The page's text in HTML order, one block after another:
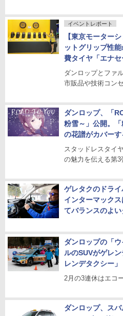
イベントレポート
【東京モーター
ットグリップ性
費タイヤ「エナ
ダンロップとファ
市販品や技術コン
ダンロップ、「
粉雪～」公開。
の花譜がカバー
スタッドレスタイ
の魅力を伝える第3
ゲレタクのドラ
インターマック
てバランスのよい
ダンロップの「
ルのSUVがゲレ
レンデタクシー」
2月の3連休はエコ
ダンロップ、ス